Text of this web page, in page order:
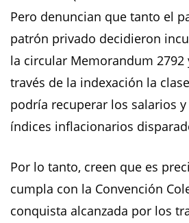
Pero denuncian que tanto el
patrón privado decidieron
la circular Memorandum 2792
través de la indexación la
podría recuperar los salarios
índices inflacionarios
Por lo tanto, creen que es
cumpla con la Convención
conquista alcanzada por los